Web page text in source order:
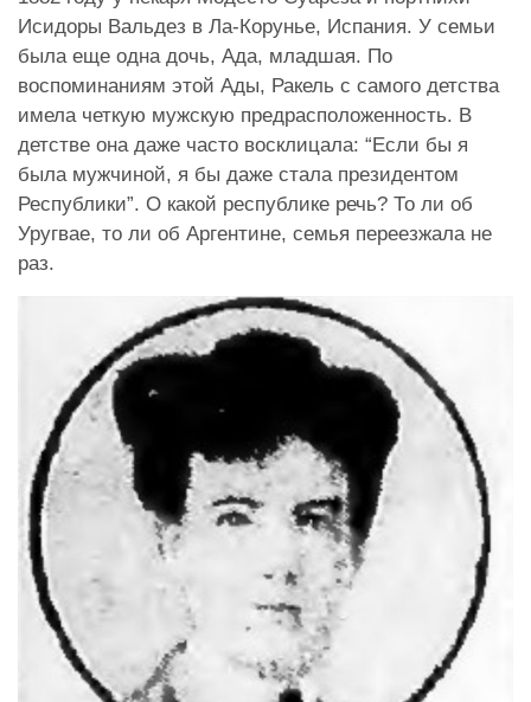
Исидоры Вальдез в Ла-Корунье, Испания. У семьи
была еще одна дочь, Ада, младшая. По
воспоминаниям этой Ады, Ракель с самого детства
имела четкую мужскую предрасположенность. В
детстве она даже часто восклицала: “Если бы я
была мужчиной, я бы даже стала президентом
Республики”. О какой республике речь? То ли об
Уругвае, то ли об Аргентине, семья переезжала не
раз.